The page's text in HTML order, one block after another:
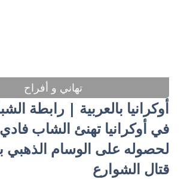
تهاني و أفراح
أوكرانيا بالعربية | رابطة
في أوكرانيا تهنئ الشاب
لحصوله على الوسام الذهبي
قتال الشوارع